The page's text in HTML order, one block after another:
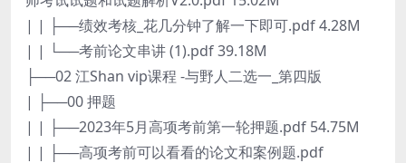
| | ├──绩效考核_花几分钟了解一下即可.pdf 4.28M
| | └──考前论文串讲 (1).pdf 39.18M
├──02 江Shan vip课程 -与野人二选一_第四版
| ├──00 押题
| | ├──2023年5月高项考前第一轮押题.pdf 54.75M
| | ├──高项考前可以看看的论文和案例题.pdf